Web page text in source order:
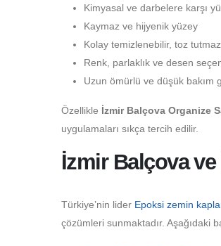
Kimyasal ve darbelere karşı
Kaymaz ve hijyenik yüzey
Kolay temizlenebilir, toz tutmaz
Renk, parlaklık ve desen
Uzun ömürlü ve düşük bakım
Özellikle İzmir Balçova Organize
uygulamaları sıkça tercih edilir.
İzmir Balçova
Türkiye’nin lider Epoksi zemin
çözümleri sunmaktadır. Aşağıdaki